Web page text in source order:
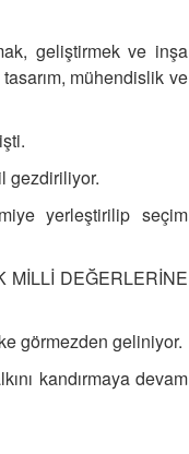
geliştirmek ve inşa
mühendislik ve
gezdiriliyor.
yerleştirilip seçim
MİLLİ DEĞERLERİNE
görmezden geliniyor.
kandırmaya devam
VE REKLAM